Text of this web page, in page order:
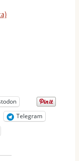
Telegram